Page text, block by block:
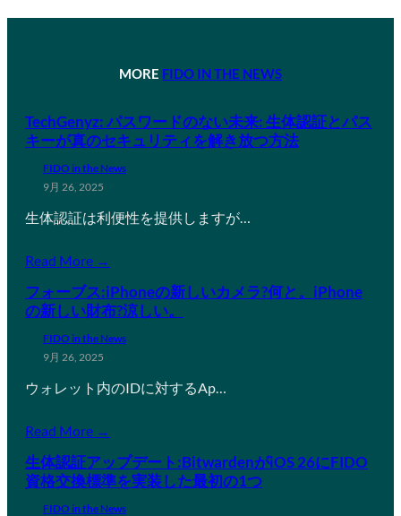
MORE FIDO IN THE NEWS
TechGenyz: パスワードのない未来: 生体認証とパス
キーが真のセキュリティを解き放つ方法
FIDO in the News
9月 26, 2025
生体認証は利便性を提供しますが…
Read More →
フォーブス:iPhoneの新しいカメラ?何と。iPhone
の新しい財布?涼しい。
FIDO in the News
9月 26, 2025
ウォレット内のIDに対するAp…
Read More →
生体認証アップデート:BitwardenがiOS 26にFIDO
資格交換標準を実装した最初の1つ
FIDO in the News